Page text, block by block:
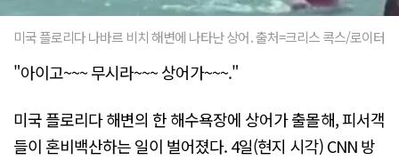
미국 플로리다 나바르 비치 해변에 나타난 상어. 출처=크리스 콕스/로이터
"아이고~~~ 무시라~~~ 상어가~~~."
미국 플로리다 해변의 한 해수욕장에 상어가 출몰해, 피서객
들이 혼비백산하는 일이 벌어졌다. 4일(현지 시각) CNN 방